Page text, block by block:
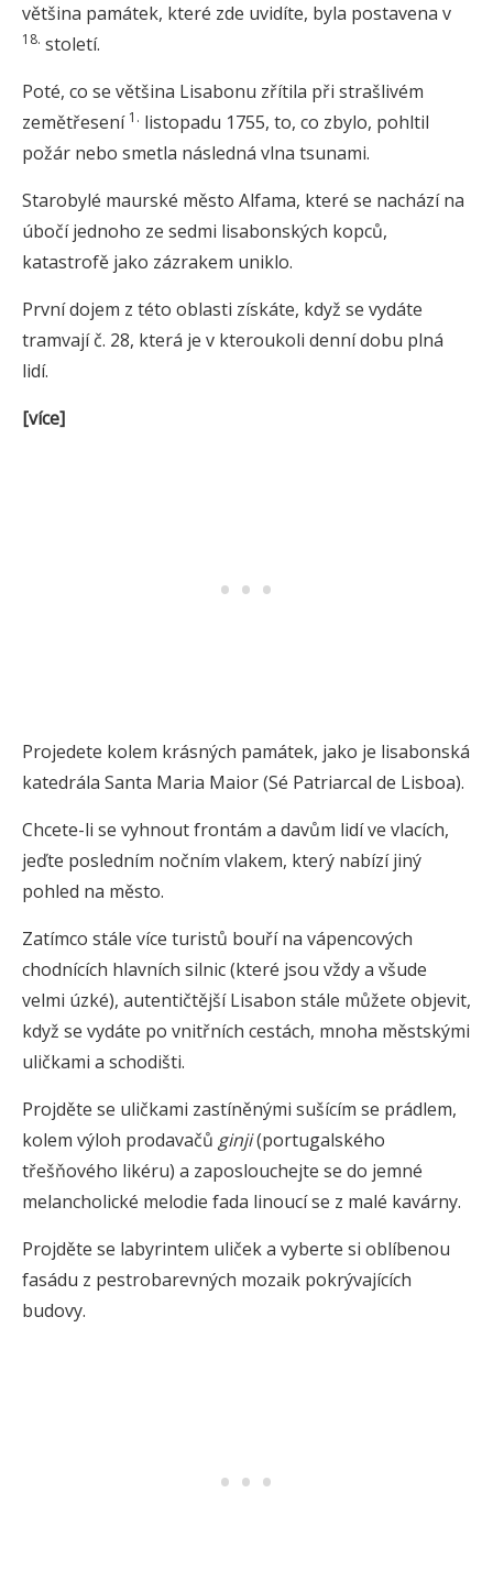
většina památek, které zde uvidíte, byla postavena v
18. století.
Poté, co se většina Lisabonu zřítila při strašlivém
zemětřesení 1. listopadu 1755, to, co zbylo, pohltil
požár nebo smetla následná vlna tsunami.
Starobylé maurské město Alfama, které se nachází na
úbočí jednoho ze sedmi lisabonských kopců,
katastrofě jako zázrakem uniklo.
První dojem z této oblasti získáte, když se vydáte
tramvají č. 28, která je v kteroukoli denní dobu plná
lidí.
[více]
Projedete kolem krásných památek, jako je lisabonská
katedrála Santa Maria Maior (Sé Patriarcal de Lisboa).
Chcete-li se vyhnout frontám a davům lidí ve vlacích,
jeďte posledním nočním vlakem, který nabízí jiný
pohled na město.
Zatímco stále více turistů bouří na vápencových
chodnících hlavních silnic (které jsou vždy a všude
velmi úzké), autentičtější Lisabon stále můžete objevit,
když se vydáte po vnitřních cestách, mnoha městskými
uličkami a schodišti.
Projděte se uličkami zastíněnými sušícím se prádlem,
kolem výloh prodavačů ginji(portugalského
třešňového likéru) a zaposlouchejte se do jemné
melancholické melodie fada linoucí se z malé kavárny.
Projděte se labyrintem uliček a vyberte si oblíbenou
fasádu z pestrobarevných mozaik pokrývajících
budovy.